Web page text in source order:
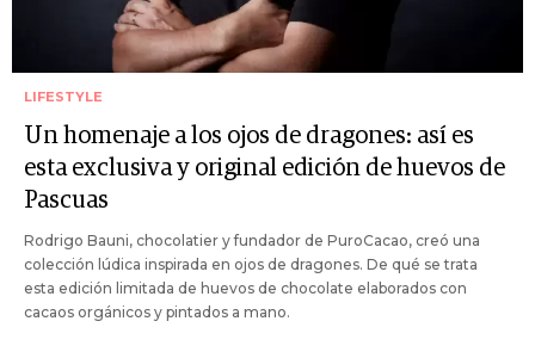
LIFESTYLE
Un homenaje a los ojos de dragones: así es
esta exclusiva y original edición de huevos de
Pascuas
Rodrigo Bauni, chocolatier y fundador de PuroCacao, creó una
colección lúdica inspirada en ojos de dragones. De qué se trata
esta edición limitada de huevos de chocolate elaborados con
cacaos orgánicos y pintados a mano.